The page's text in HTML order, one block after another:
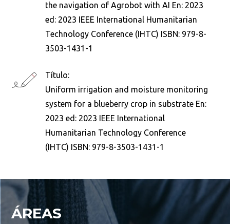
the navigation of Agrobot with AI En: 2023
ed: 2023 IEEE International Humanitarian
Technology Conference (IHTC) ISBN: 979-8-
3503-1431-1
Título:
Uniform irrigation and moisture monitoring
system for a blueberry crop in substrate En:
2023 ed: 2023 IEEE International
Humanitarian Technology Conference
(IHTC) ISBN: 979-8-3503-1431-1
ÁREAS